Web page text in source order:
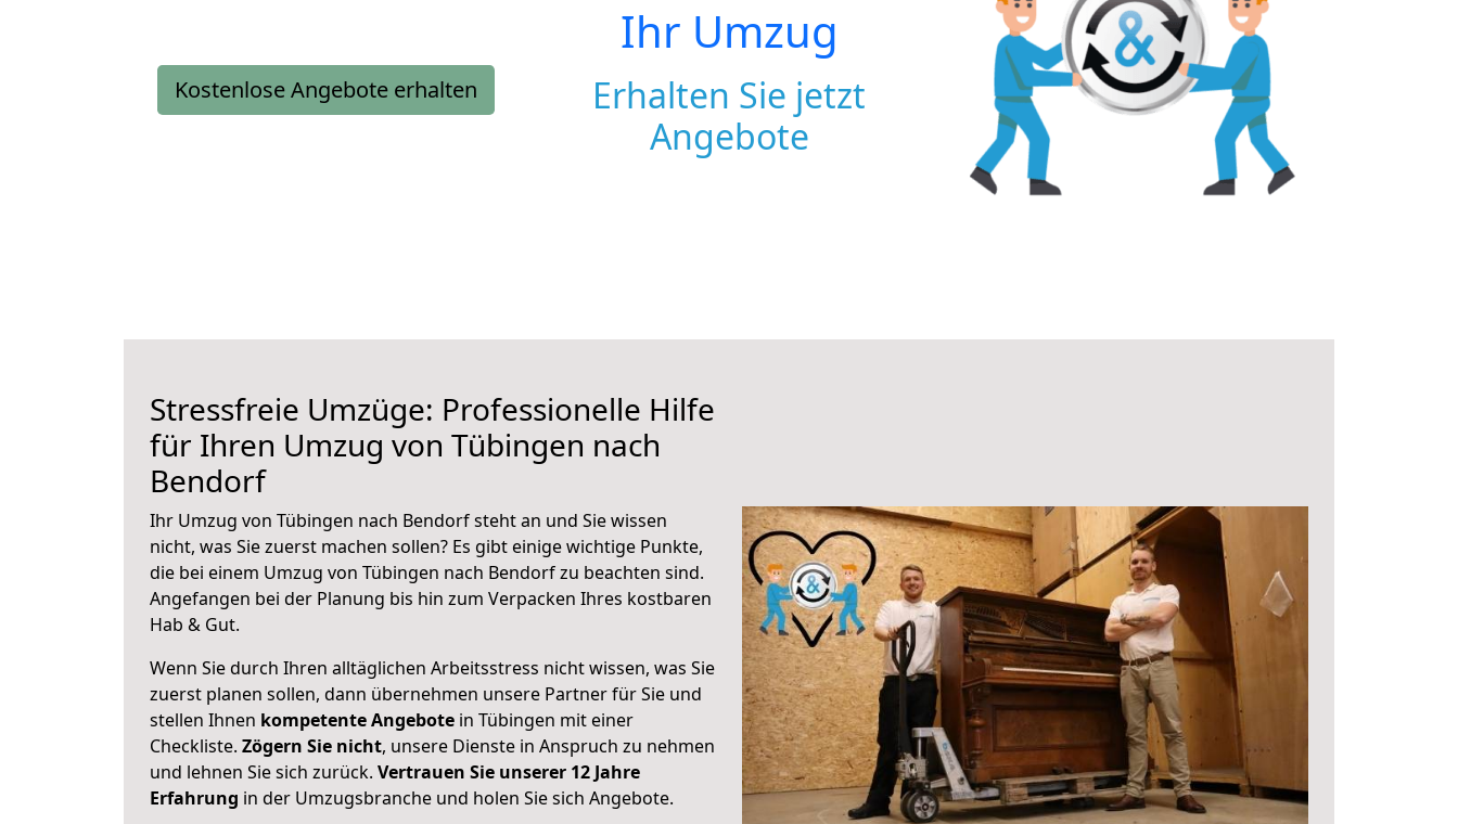
Kostenlose Angebote erhalten
Ihr Umzug
Erhalten Sie jetzt
Angebote
Stressfreie Umzüge: Professionelle Hilfe
für Ihren Umzug von Tübingen nach
Bendorf
Ihr Umzug von Tübingen nach Bendorf steht an und Sie wissen
nicht, was Sie zuerst machen sollen? Es gibt einige wichtige Punkte,
die bei einem Umzug von Tübingen nach Bendorf zu beachten sind.
Angefangen bei der Planung bis hin zum Verpacken Ihres kostbaren
Hab & Gut.
Wenn Sie durch Ihren alltäglichen Arbeitsstress nicht wissen, was Sie
zuerst planen sollen, dann übernehmen unsere Partner für Sie und
stellen Ihnen kompetente Angebote in Tübingen mit einer
Checkliste. Zögern Sie nicht, unsere Dienste in Anspruch zu nehmen
und lehnen Sie sich zurück. Vertrauen Sie unserer 12 Jahre
Erfahrung in der Umzugsbranche und holen Sie sich Angebote.